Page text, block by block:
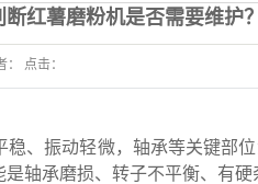
断红薯磨粉机是否需要维护
： 点击：
稳、振动轻微，轴承等关键部
轴承磨损、转子不平衡、有硬